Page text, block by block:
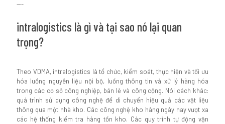
---
intralogistics là gì và tại sao nó lại quan
trọng?
Theo VDMA, intralogistics là tổ chức, kiểm soát, thực hiện và tối ưu
hóa luồng nguyên liệu nội bộ, luồng thông tin và xử lý hàng hóa
trong các cơ sở công nghiệp, bán lẻ và công cộng. Nói cách khác:
quá trình sử dụng công nghệ để di chuyển hiệu quả các vật liệu
thông qua một nhà kho. Các công nghệ kho hàng ngày nay vượt xa
các hệ thống kiểm tra hàng tồn kho. Các quy trình tự động vận